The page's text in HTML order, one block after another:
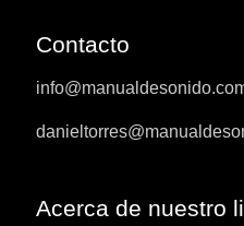
Contacto
Acerca de nuestro